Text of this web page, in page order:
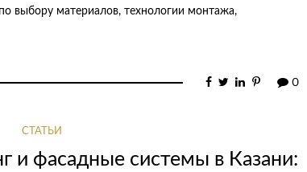
выбору материалов, технологии монтажа,
0
СТАТЬИ
и фасадные системы в Казани: